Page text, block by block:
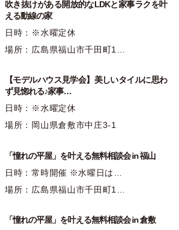
吹き抜けがある開放的なLDKと家事ラクを叶
える動線の家
日時：※水曜定休
場所：広島県福山市千田町1…
【モデルハウス見学会】美しいタイルに思わ
ず見惚れる♪家事…
日時：※水曜定休
場所：岡山県倉敷市中庄3-1
「憧れの平屋」を叶える無料相談会 in 福山
日時：常時開催 ※水曜日は…
場所：広島県福山市千田町1…
「憧れの平屋」を叶える無料相談会 in 倉敷